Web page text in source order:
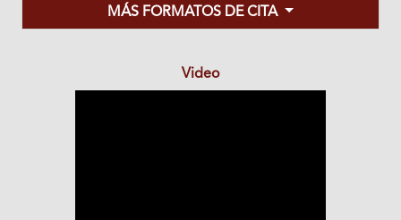
MÁS FORMATOS DE CITA
Video